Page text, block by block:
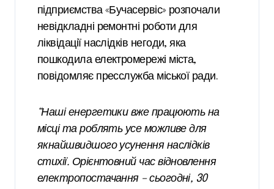
підприємства «Бучасервіс» розпочали
невідкладні ремонтні роботи для
ліквідації наслідків негоди, яка
пошкодила електромережі міста,
повідомляє пресслужба міської ради.
“Наші енергетики вже працюють на
місці та роблять усе можливе для
якнайшвидшого усунення наслідків
стихії. Орієнтовний час відновлення
електропостачання – сьогодні, 30